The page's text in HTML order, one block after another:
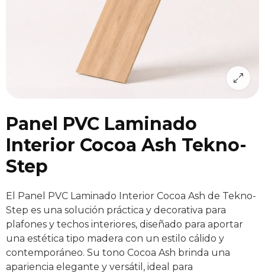
Panel PVC Laminado
Interior Cocoa Ash Tekno-
Step
El Panel PVC Laminado Interior Cocoa Ash de Tekno-
Step es una solución práctica y decorativa para
plafones y techos interiores, diseñado para aportar
una estética tipo madera con un estilo cálido y
contemporáneo. Su tono Cocoa Ash brinda una
apariencia elegante y versátil, ideal para